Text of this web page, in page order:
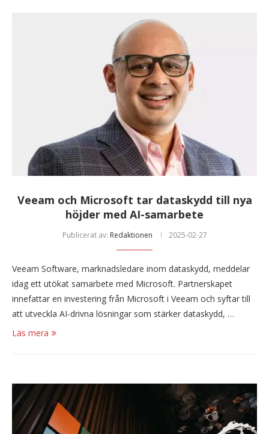
Veeam och Microsoft tar dataskydd till nya
höjder med AI-samarbete
Publicerat av: Redaktionen 2025-02-27
Veeam Software, marknadsledare inom dataskydd, meddelar
idag ett utökat samarbete med Microsoft. Partnerskapet
innefattar en investering från Microsoft i Veeam och syftar till
att utveckla AI-drivna lösningar som stärker dataskydd, …
Läs mera